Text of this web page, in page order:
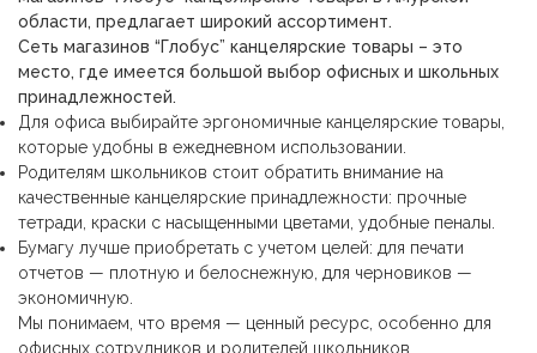
области, предлагает широкий ассортимент.
Сеть магазинов “Глобус” канцелярские товары – это
место, где имеется большой выбор офисных и школьных
принадлежностей.
Для офиса выбирайте эргономичные канцелярские товары,
которые удобны в ежедневном использовании.
Родителям школьников стоит обратить внимание на
качественные канцелярские принадлежности: прочные
тетради, краски с насыщенными цветами, удобные пеналы.
Бумагу лучше приобретать с учетом целей: для печати
отчетов — плотную и белоснежную, для черновиков —
экономичную.
Мы понимаем, что время — ценный ресурс, особенно для
офисных сотрудников и родителей школьников.